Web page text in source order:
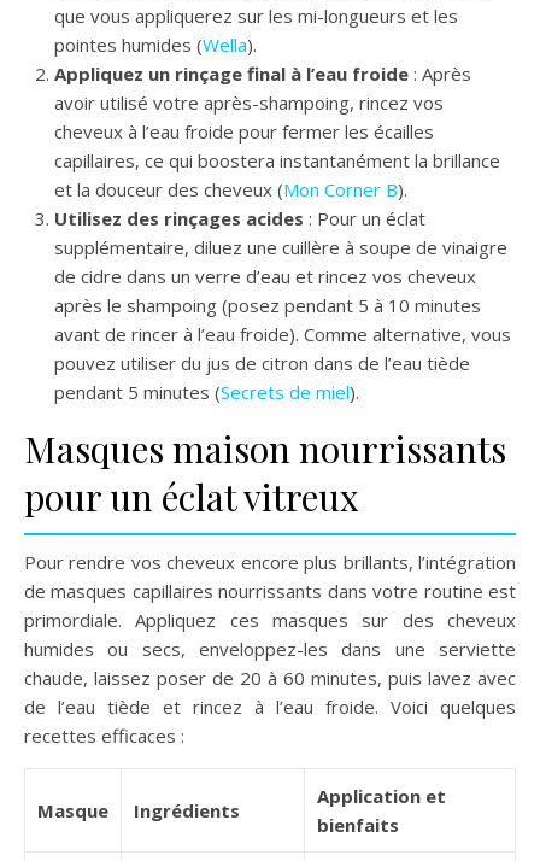
que vous appliquerez sur les mi-longueurs et les
pointes humides (Wella).
Appliquez un rinçage final à l’eau froide : Après
avoir utilisé votre après-shampoing, rincez vos
cheveux à l’eau froide pour fermer les écailles
capillaires, ce qui boostera instantanément la brillance
et la douceur des cheveux (Mon Corner B).
Utilisez des rinçages acides : Pour un éclat
supplémentaire, diluez une cuillère à soupe de vinaigre
de cidre dans un verre d’eau et rincez vos cheveux
après le shampoing (posez pendant 5 à 10 minutes
avant de rincer à l’eau froide). Comme alternative, vous
pouvez utiliser du jus de citron dans de l’eau tiède
pendant 5 minutes (Secrets de miel).
Masques maison nourrissants
pour un éclat vitreux
Pour rendre vos cheveux encore plus brillants, l’intégration
de masques capillaires nourrissants dans votre routine est
primordiale. Appliquez ces masques sur des cheveux
humides ou secs, enveloppez-les dans une serviette
chaude, laissez poser de 20 à 60 minutes, puis lavez avec
de l’eau tiède et rincez à l’eau froide. Voici quelques
recettes efficaces :
Masque Ingrédients
Application et
bienfaits